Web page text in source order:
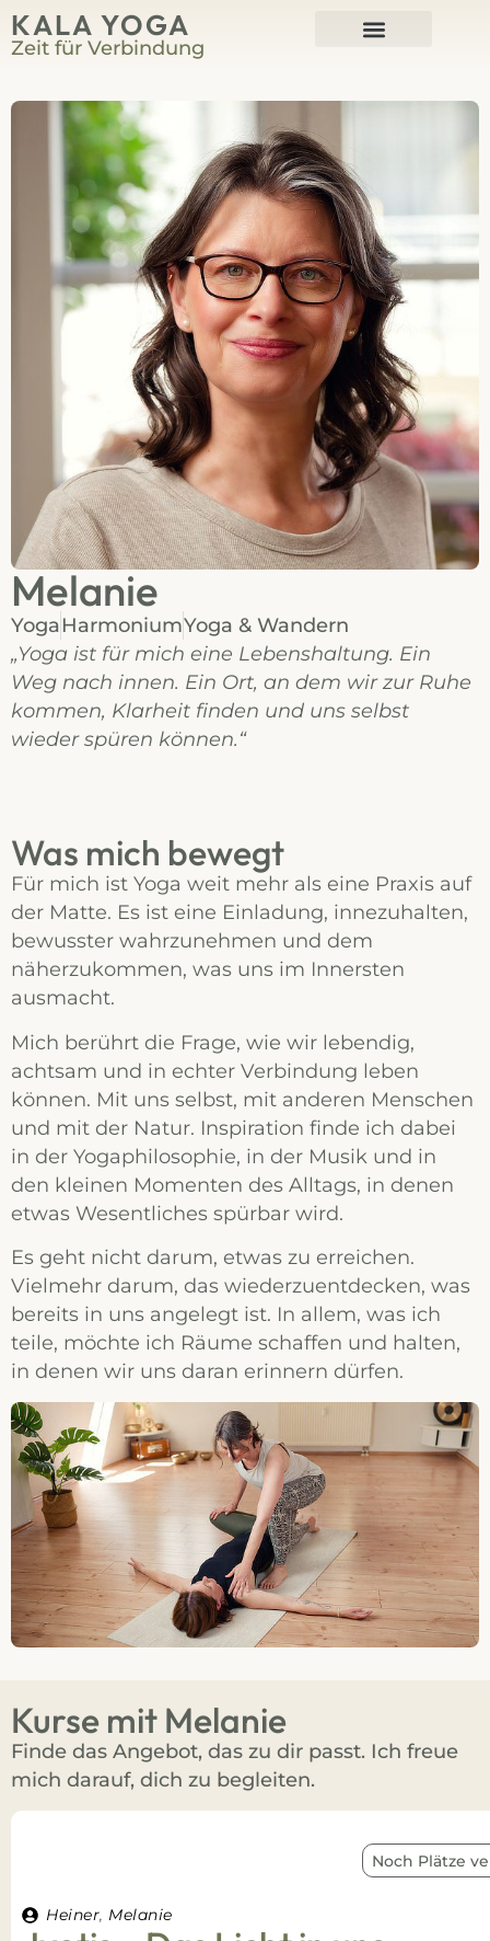
KALA YOGA
Zeit für Verbindung
Melanie
YogaHarmoniumYoga & Wandern
„Yoga ist für mich eine Lebenshaltung. Ein
Weg nach innen. Ein Ort, an dem wir zur Ruhe
kommen, Klarheit finden und uns selbst
wieder spüren können.“
Was mich bewegt
Für mich ist Yoga weit mehr als eine Praxis auf
der Matte. Es ist eine Einladung, innezuhalten,
bewusster wahrzunehmen und dem
näherzukommen, was uns im Innersten
ausmacht.
Mich berührt die Frage, wie wir lebendig,
achtsam und in echter Verbindung leben
können. Mit uns selbst, mit anderen Menschen
und mit der Natur. Inspiration finde ich dabei
in der Yogaphilosophie, in der Musik und in
den kleinen Momenten des Alltags, in denen
etwas Wesentliches spürbar wird.
Es geht nicht darum, etwas zu erreichen.
Vielmehr darum, das wiederzuentdecken, was
bereits in uns angelegt ist. In allem, was ich
teile, möchte ich Räume schaffen und halten,
in denen wir uns daran erinnern dürfen.
Kurse mit Melanie
Finde das Angebot, das zu dir passt. Ich freue
mich darauf, dich zu begleiten.
Noch Plätze
Heiner, Melanie